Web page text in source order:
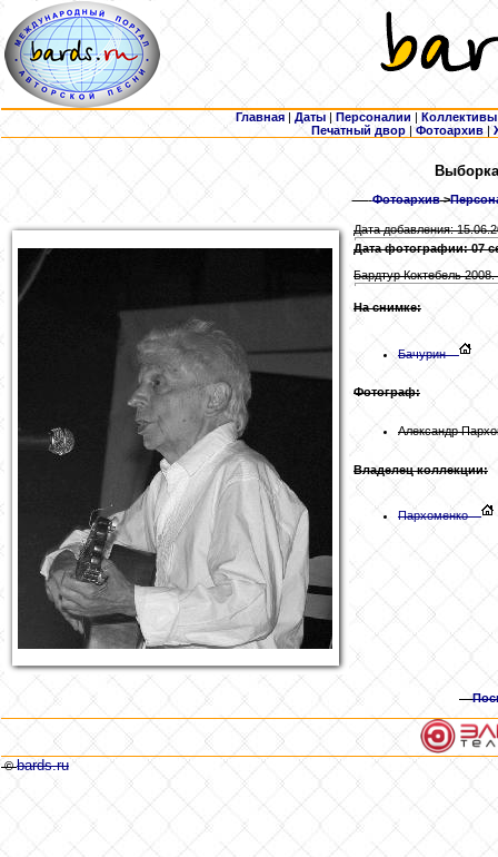
Главная | Даты | Персоналии | Коллективы
Печатный двор |Фотоархив |
Фотоархив>
Дата добавления:
Дата фотографии: 07
Бардтур Коктебель
На снимке:
Бачурин
Фотограф:
Александр
Владелец коллекции:
Пархоменко
©bards.ru